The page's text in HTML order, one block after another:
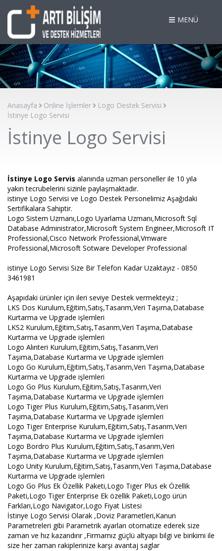
MENÜ
Anasayfa Online İşlemler
Logo Destek Servisi
İstinye Logo Servisi
İstinye Logo Servisi
İstinye Logo Servis alanında uzman personeller ile 10 yıla
yakın tecrubelerini sizinle paylaşmaktadır.
istinye Logo Servisi ve Logo Destek Personelimiz Aşağıdaki
Sertifikalara Sahiptir.
Logo Sistem Uzmanı,Logo Uyarlama Uzmanı,Microsoft Sql
Database Administrator,Microsoft System Engineer,Microsoft IT
Professional,Cisco Network Professional,Vmware
Professional,Microsoft Sotware Developer Professional
istinye Logo Servisi Size Bir Telefon Kadar Uzaktayız - 0850
3461981
Aşapıdaki ürünler için ileri seviye Destek vermekteyiz ;
LKS Dos Kurulum,Eğitim,Satış,Tasarım,Veri Taşıma,Database
Kurtarma ve Upgrade işlemleri
LKS2 Kurulum,Eğitim,Satış,Tasarım,Veri Taşıma,Database
Kurtarma ve Upgrade işlemleri
Logo Alınteri Kurulum,Eğitim,Satış,Tasarım,Veri
Taşıma,Database Kurtarma ve Upgrade işlemleri
Logo Go Kurulum,Eğitim,Satış,Tasarım,Veri Taşıma,Database
Kurtarma ve Upgrade işlemleri
Logo Go Plus Kurulum,Eğitim,Satış,Tasarım,Veri
Taşıma,Database Kurtarma ve Upgrade işlemleri
Logo Tiger Plus Kurulum,Eğitim,Satış,Tasarım,Veri
Taşıma,Database Kurtarma ve Upgrade işlemleri
Logo Tiger Enterprise Kurulum,Eğitim,Satış,Tasarım,Veri
Taşıma,Database Kurtarma ve Upgrade işlemleri
Logo Bordro Plus Kurulum,Eğitim,Satış,Tasarım,Veri
Taşıma,Database Kurtarma ve Upgrade işlemleri
Logo Unity Kurulum,Eğitim,Satış,Tasarım,Veri Taşıma,Database
Kurtarma ve Upgrade işlemleri
Logo Go Plus Ek Özellik Paketi,Logo Tiger Plus ek Özellik
Paketi,Logo Tiger Enterprise Ek özellik Paketi,Logo ürün
Farkları,Logo Navigator,Logo Fiyat Listesi
İstinye Logo Servisi Olarak ,Doviz Parametleri,Kanun
Parametreleri gibi Parametrik ayarları otomatize ederek size
zaman ve hız kazandırır ,Firmamız güçlü altyapı bilgi ve birikimi ile
size her zaman rakiplerinize karşı avantaj saglar